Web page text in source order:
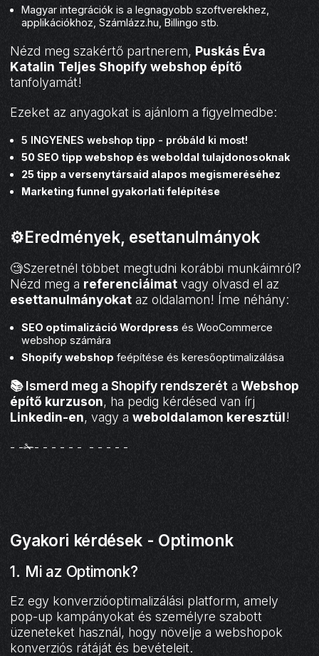
Magyar integrációk is a legnagyobb szoftverekhez,
applikációkhoz, Számlázz.hu, Billingo stb.
Nézd meg szakértő partnerem, Puskás Éva
Katalin Teljes Shopify webshop építő
tanfolyamát!
Ezeket az anyagokat is ajánlom a figyelmedbe:
5 INGYENES webshop tipp - próbáld ki most!
50 SEO tipp webshop és weboldal tulajdonosoknak
25 tipp a versenytársaid alapos megismeréséhez
Marketing funnel gyakorlati felépítése
⚙️Eredmények, esettanulmányok
🧐Szeretnél többet megtudni korábbi munkáimról?
Nézd meg a referenciáimat vagy olvasd el az
esettanulmányokat az oldalamon! Íme néhány:
SEO optimalizáció Wordpress és WooCommerce
webshop számára
Shopify webshop feépítése és keresőoptimalizálása
📚 Ismerd meg a Shopify rendszerét a Webshop
építő kurzuson, ha pedig kérdésed van írj
Linkedin-en, vagy aweboldalamon keresztül!
- -✁- - - - - - - - - - -
Gyakori kérdések - Optimonk
1. Mi az Optimonk?
Ez egy konverzióoptimalizálási platform, amely
pop-up kampányokat és személyre szabott
üzeneteket használ, hogy növelje a webshopok
konverziós rátáját és bevételeit.